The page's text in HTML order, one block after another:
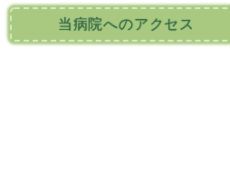
当病院へのアクセス